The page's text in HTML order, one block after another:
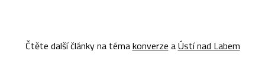
Čtěte další články na témakonverze aÚstí nad Labem